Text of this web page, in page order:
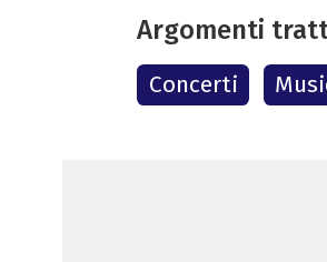
Argomenti
Concerti